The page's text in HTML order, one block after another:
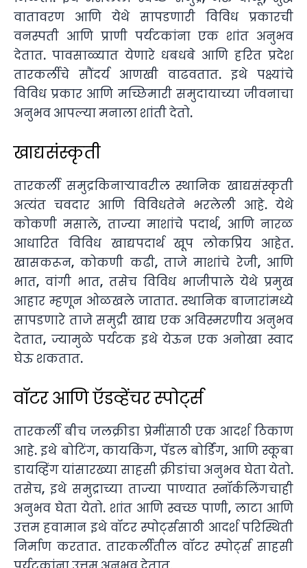
वातावरण आणि येथे सापडणारी विविध प्रकारची
वनस्पती आणि प्राणी पर्यटकांना एक शांत अनुभव
देतात. पावसाळ्यात येणारे धबधबे आणि हरित प्रदेश
तारकर्लीचे सौंदर्य आणखी वाढवतात. इथे पक्ष्यांचे
विविध प्रकार आणि मच्छिमारी समुदायाच्या जीवनाचा
अनुभव आपल्या मनाला शांती देतो.
खाद्यसंस्कृती
तारकर्ली समुद्रकिनाऱ्यावरील स्थानिक खाद्यसंस्कृती
अत्यंत चवदार आणि विविधतेने भरलेली आहे. येथे
कोकणी मसाले, ताज्या माशांचे पदार्थ, आणि नारळ
आधारित विविध खाद्यपदार्थ खूप लोकप्रिय आहेत.
खासकरून, कोकणी कढी, ताजे माशांचे रेजी, आणि
भात, वांगी भात, तसेच विविध भाजीपाले येथे प्रमुख
आहार म्हणून ओळखले जातात. स्थानिक बाजारांमध्ये
सापडणारे ताजे समुद्री खाद्य एक अविस्मरणीय अनुभव
देतात, ज्यामुळे पर्यटक इथे येऊन एक अनोखा स्वाद
घेऊ शकतात.
वॉटर आणि ऍडव्हेंचर स्पोर्ट्स
तारकर्ली बीच जलक्रीडा प्रेमींसाठी एक आदर्श ठिकाण
आहे. इथे बोटिंग, कायकिंग, पॅडल बोर्डिंग, आणि स्कूबा
डायव्हिंग यांसारख्या साहसी क्रीडांचा अनुभव घेता येतो.
तसेच, इथे समुद्राच्या ताज्या पाण्यात स्नॉर्कलिंगचाही
अनुभव घेता येतो. शांत आणि स्वच्छ पाणी, लाटा आणि
उत्तम हवामान इथे वॉटर स्पोर्ट्ससाठी आदर्श परिस्थिती
निर्माण करतात. तारकर्लीतील वॉटर स्पोर्ट्स साहसी